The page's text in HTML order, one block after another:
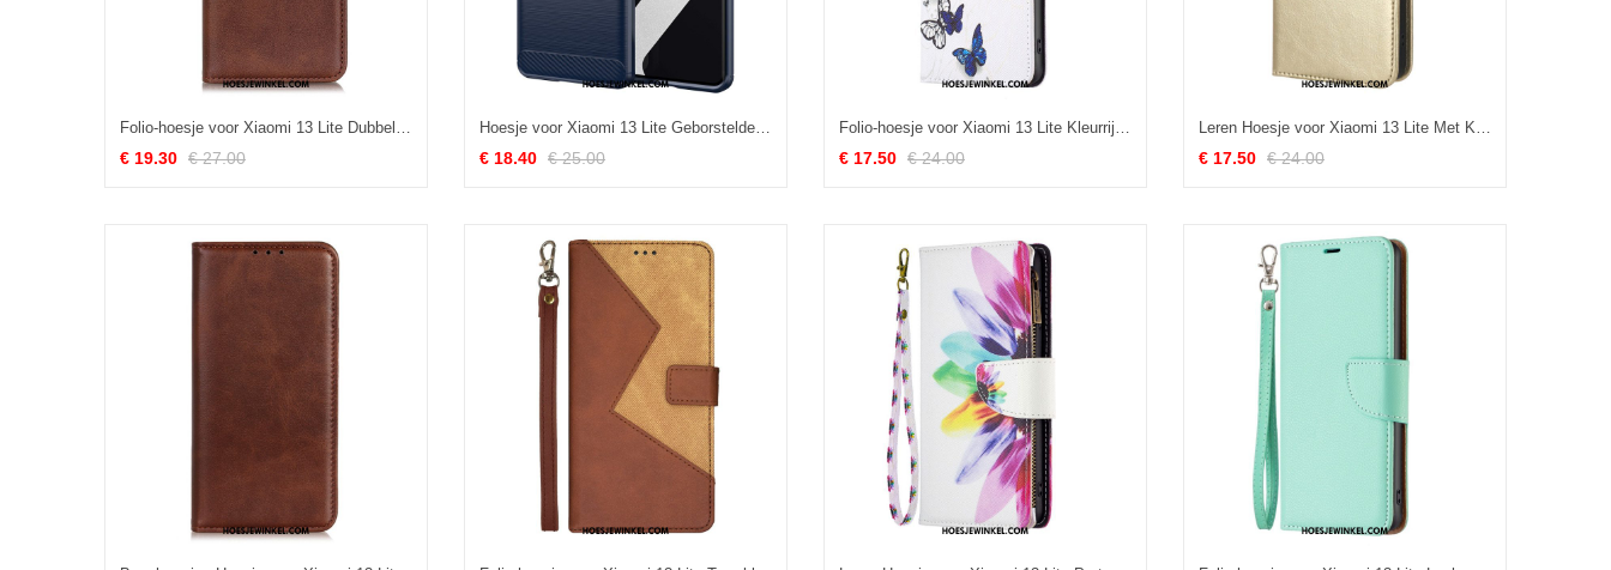
Folio-hoesje voor Xiaomi 13 Lite Dubbele Sluiting
€ 19.30 € 27.00
Hoesje voor Xiaomi 13 Lite Geborstelde Koolstofvezel
€ 18.40 € 25.00
Folio-hoesje voor Xiaomi 13 Lite Kleurrijke Vlinders
€ 17.50 € 24.00
Leren Hoesje voor Xiaomi 13 Lite Met Ketting Kunstleren Riem
€ 17.50 € 24.00